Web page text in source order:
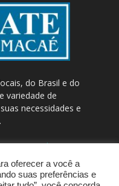
do Brasil e do
variedade de
necessidades e
/
oferecer a você a
suas preferências e